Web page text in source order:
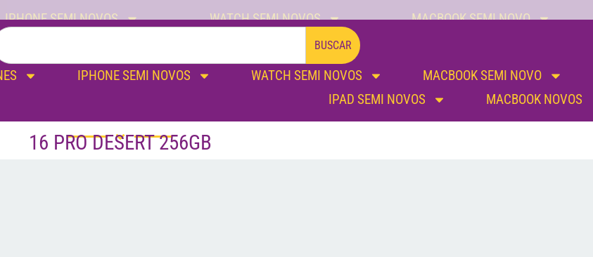
IPHONE SEMI NOVOS WATCH SEMI NOVOS
MACBOOK SEMI NOVO
IPAD SEMI NOVOS
BUSCAR
IPHONE SEMI NOVOS WATCH SEMI NOVOS
MACBOOK SEMI NOVO
IPAD SEMI NOVOS
MACBOOK NOVOS
16 PRO DESERT 256GB